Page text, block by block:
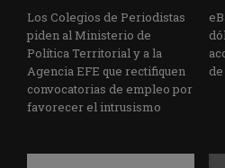
Los Colegios de Periodistas
piden al Ministerio de
Política Territorial y a la
Agencia EFE que rectifiquen
convocatorias de empleo por
favorecer el intrusismo